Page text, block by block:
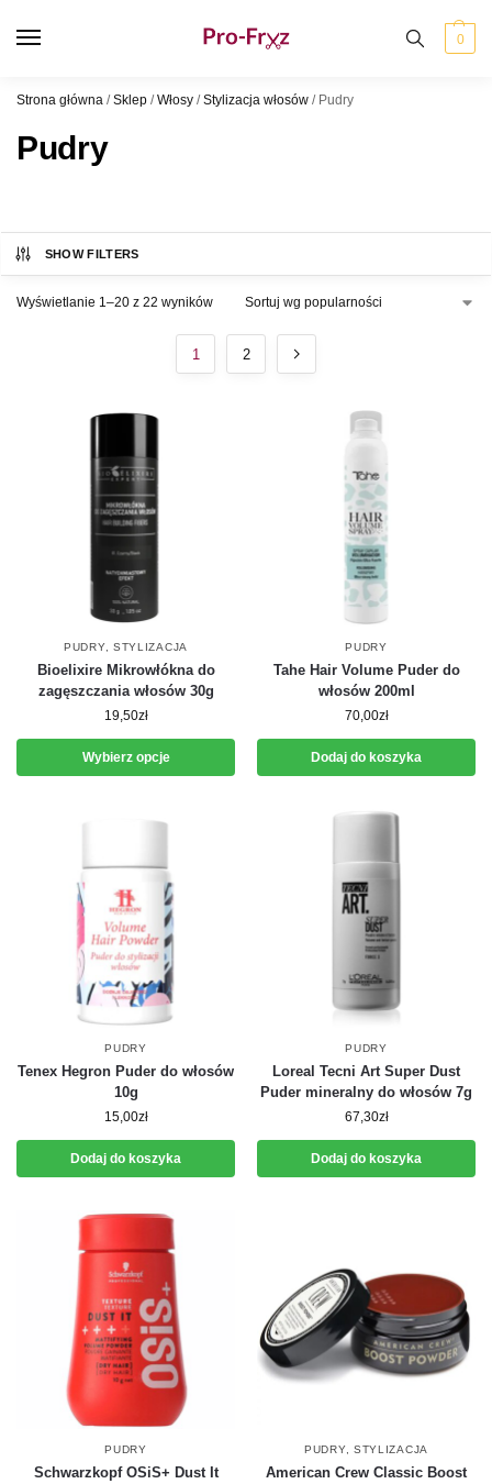
0
Strona główna /Sklep /Włosy /Stylizacja włosów / Pudry
Pudry
SHOW FILTERS
Wyświetlanie 1–20 z 22 wyników
1 2
PUDRY, STYLIZACJA
Bioelixire Mikrowłókna do
zagęszczania włosów 30g
19,50zł
Wybierz opcje
PUDRY
Tahe Hair Volume Puder do
włosów 200ml
70,00zł
Dodaj do koszyka
PUDRY
Tenex Hegron Puder do włosów
10g
15,00zł
Dodaj do koszyka
PUDRY
Loreal Tecni Art Super Dust
Puder mineralny do włosów 7g
67,30zł
Dodaj do koszyka
PUDRY
Schwarzkopf OSiS+ Dust It
PUDRY, STYLIZACJA
American Crew Classic Boost